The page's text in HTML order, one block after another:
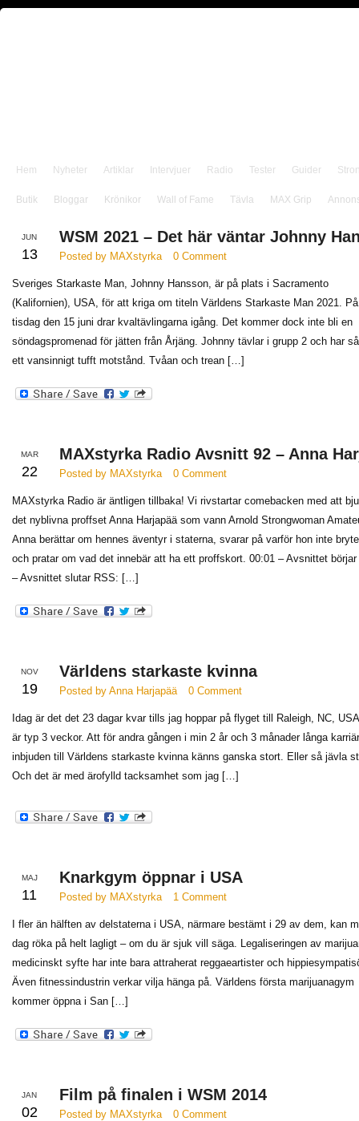
Hem Nyheter Artiklar Intervjuer Radio Tester Guider
Butik Bloggar Krönikor Wall of Fame Tävla MAX Grip
JUN
13
WSM 2021 – Det här väntar Johnny
Posted by MAXstyrka 0 Comment
Sveriges Starkaste Man, Johnny Hansson, är på plats i Sacramento
(Kalifornien), USA, för att kriga om titeln Världens Starkaste Man 2021. På
tisdag den 15 juni drar kvaltävlingarna igång. Det kommer dock inte bli en
söndagspromenad för jätten från Årjäng. Johnny tävlar i grupp 2 och har
ett vansinnigt tufft motstånd. Tvåan och trean […]
MAR
22
MAXstyrka Radio Avsnitt 92 – Anna
Posted by MAXstyrka 0 Comment
MAXstyrka Radio är äntligen tillbaka! Vi rivstartar comebacken med att
det nyblivna proffset Anna Harjapää som vann Arnold Strongwoman
Anna berättar om hennes äventyr i staterna, svarar på varför hon inte
och pratar om vad det innebär att ha ett proffskort. 00:01 – Avsnittet börjar
– Avsnittet slutar RSS: […]
NOV
19
Världens starkaste kvinna
Posted by Anna Harjapää 0 Comment
Idag är det det 23 dagar kvar tills jag hoppar på flyget till Raleigh, NC,
är typ 3 veckor. Att för andra gången i min 2 år och 3 månader långa
inbjuden till Världens starkaste kvinna känns ganska stort. Eller så jävla
Och det är med ärofylld tacksamhet som jag […]
MAJ
11
Knarkgym öppnar i USA
Posted by MAXstyrka 1 Comment
I fler än hälften av delstaterna i USA, närmare bestämt i 29 av dem, kan
dag röka på helt lagligt – om du är sjuk vill säga. Legaliseringen av
medicinskt syfte har inte bara attraherat reggaeartister och
Även fitnessindustrin verkar vilja hänga på. Världens första marijuanagym
kommer öppna i San […]
JAN
02
Film på finalen i WSM 2014
Posted by MAXstyrka 0 Comment